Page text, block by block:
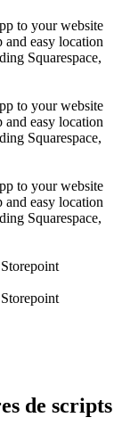
to your website
easy location
Squarespace,
to your website
easy location
Squarespace,
to your website
easy location
Squarespace,
de scripts